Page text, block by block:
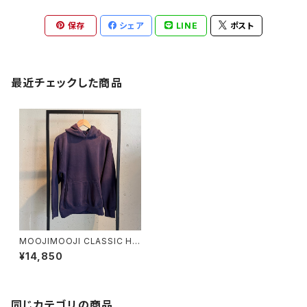
保存 シェア LINE ポスト
最近チェックした商品
MOOJIMOOJI CLASSIC HO
ODIE AGED
¥14,850